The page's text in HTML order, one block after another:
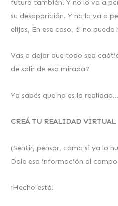
futuro también. Y no lo va a
su desaparición. Y no lo va a
elijas, En ese caso, él no
Vas a dejar que todo sea
de salir de esa mirada?
Ya sabés que no es la realidad…
CREÁ TU REALIDAD VIRTUAL
(Sentir, pensar, como si ya lo
Dale esa información al
¡Hecho está!